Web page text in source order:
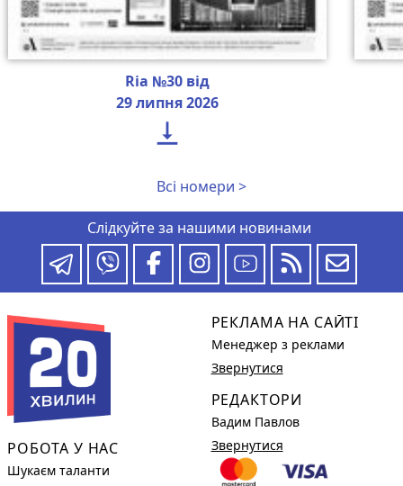
Ria №30 від
29 липня 2026

Всі номери >
Слідкуйте за нашими новинами
РОБОТА У НАС
Шукаєм таланти
РЕКЛАМА НА САЙТІ
Менеджер з реклами
Звернутися
РЕДАКТОРИ
Вадим Павлов
Звернутися